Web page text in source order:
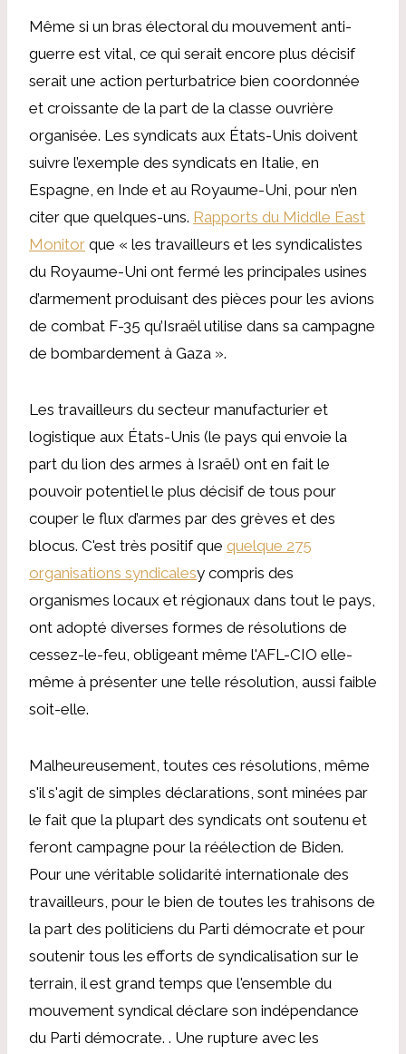
Même si un bras électoral du mouvement anti-
guerre est vital, ce qui serait encore plus décisif
serait une action perturbatrice bien coordonnée
et croissante de la part de la classe ouvrière
organisée. Les syndicats aux États-Unis doivent
suivre l’exemple des syndicats en Italie, en
Espagne, en Inde et au Royaume-Uni, pour n’en
citer que quelques-uns. Rapports du Middle East
Monitor que « les travailleurs et les syndicalistes
du Royaume-Uni ont fermé les principales usines
d’armement produisant des pièces pour les avions
de combat F-35 qu’Israël utilise dans sa campagne
de bombardement à Gaza ».
Les travailleurs du secteur manufacturier et
logistique aux États-Unis (le pays qui envoie la
part du lion des armes à Israël) ont en fait le
pouvoir potentiel le plus décisif de tous pour
couper le flux d’armes par des grèves et des
blocus. C'est très positif que quelque 275
organisations syndicalesy compris des
organismes locaux et régionaux dans tout le pays,
ont adopté diverses formes de résolutions de
cessez-le-feu, obligeant même l'AFL-CIO elle-
même à présenter une telle résolution, aussi faible
soit-elle.
Malheureusement, toutes ces résolutions, même
s'il s'agit de simples déclarations, sont minées par
le fait que la plupart des syndicats ont soutenu et
feront campagne pour la réélection de Biden.
Pour une véritable solidarité internationale des
travailleurs, pour le bien de toutes les trahisons de
la part des politiciens du Parti démocrate et pour
soutenir tous les efforts de syndicalisation sur le
terrain, il est grand temps que l'ensemble du
mouvement syndical déclare son indépendance
du Parti démocrate. . Une rupture avec les